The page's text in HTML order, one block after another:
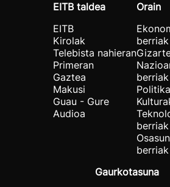
EITB taldea
EITB
Kirolak
Telebista nahieran
Primeran
Gaztea
Makusi
Guau - Gure
Audioa
Orain
berriak
berriak
berriak
berriak
Gaurkotasuna